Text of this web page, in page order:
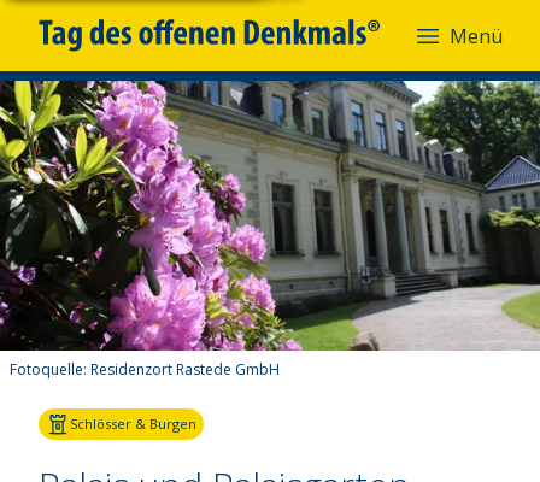
Menü
Fotoquelle: Residenzort Rastede GmbH
Schlösser & Burgen